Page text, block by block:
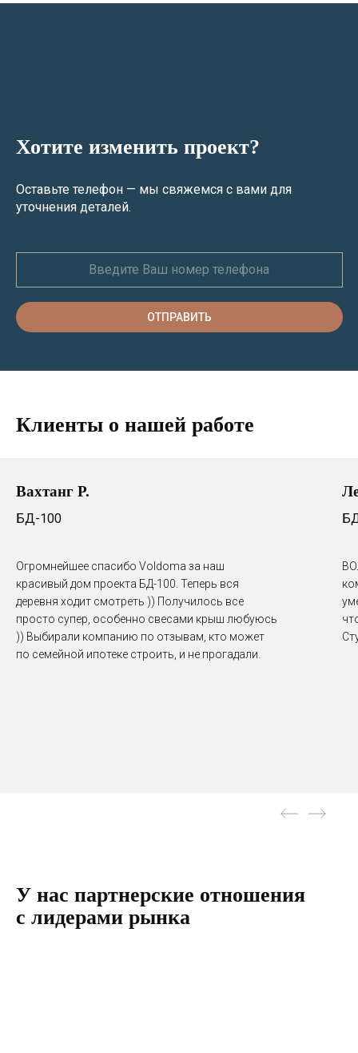
Хотите изменить проект?
Оставьте телефон — мы свяжемся с вами для
уточнения деталей.
ОТПРАВИТЬ
Клиенты о нашей работе
Вахтанг Р.
БД-100
Огромнейшее спасибо Voldoma за наш
красивый дом проекта БД-100. Теперь вся
деревня ходит смотреть )) Получилось все
просто супер, особенно свесами крыш любуюсь
)) Выбирали компанию по отзывам, кто может
по семейной ипотеке строить, и не прогадали.
У нас партнерские отношения
с лидерами рынка